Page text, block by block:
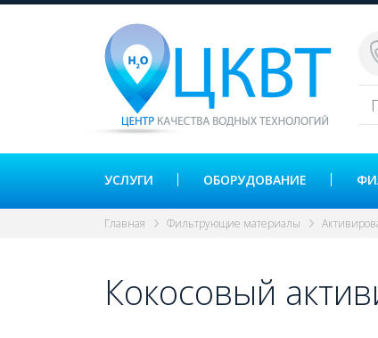
УСЛУГИ ОБОРУДОВАНИЕ
Главная Фильтрующие материалы
Кокосовый